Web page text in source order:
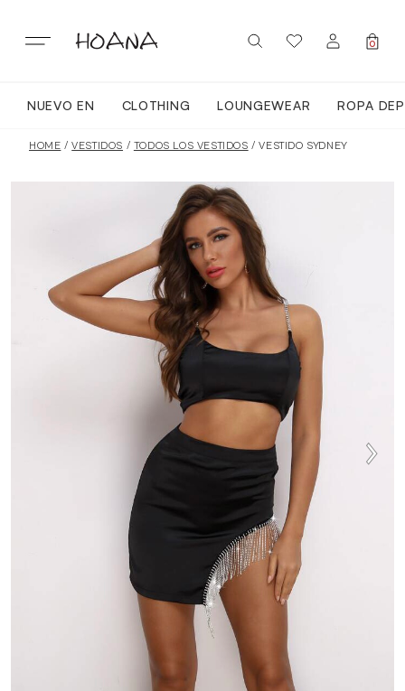
content
SIGN IN / REGISTER
0
NUEVO EN CLOTHING LOUNGEWEAR ROPA
LOUNGEWEAR
ROPA DEPORTIVA
TRAJES DE BAÑO
HOME /VESTIDOS / TODOS LOS VESTIDOS / VESTIDO SYDNEY